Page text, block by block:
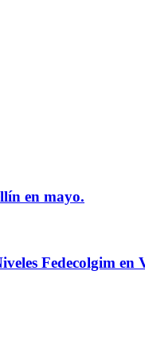
en mayo.
Fedecolgim en